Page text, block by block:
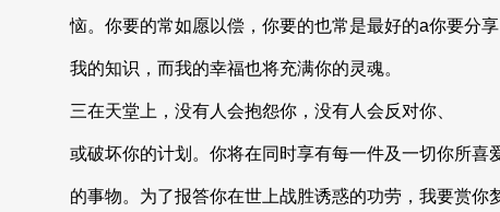
恼。你要的常如愿以偿，你要的也常是最好的a你要分享
我的知识，而我的幸福也将充满你的灵魂。
三在天堂上，没有人会抱怨你，没有人会反对你、
或破坏你的计划。你将在同时享有每一件及一切你所喜
的事物。为了报答你在世上战胜诱惑的功劳，我要赏你